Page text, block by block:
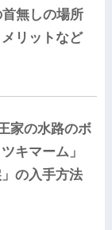
首無しの場所
リットなど
家の水路のボ
キマーム」
の入手方法